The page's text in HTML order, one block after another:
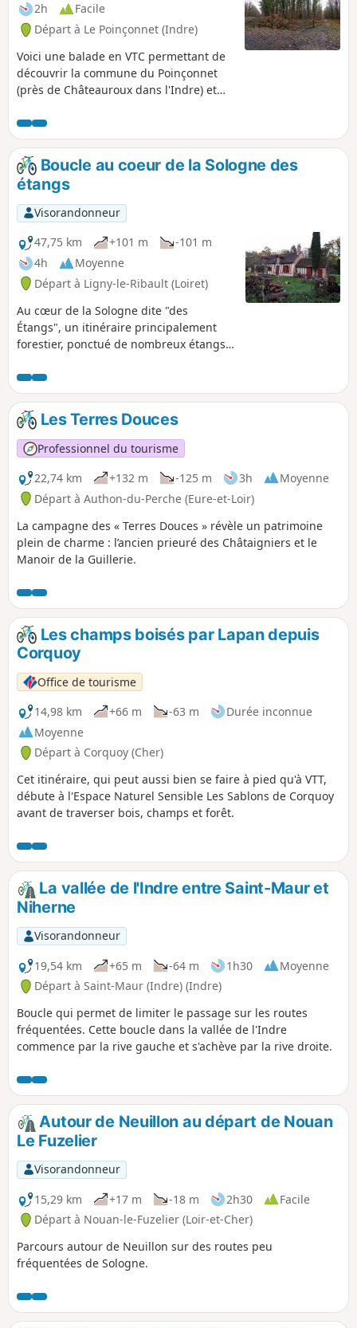
2h
Facile
Départ à Le Poinçonnet (Indre)
Voici une balade en VTC permettant de
découvrir la commune du Poinçonnet
(près de Châteauroux dans l'Indre) et
alentours.
Boucle au coeur de la Sologne des
étangs
Visorandonneur
47,75 km
+101 m
-101 m
4h
Moyenne
Départ à Ligny-le-Ribault (Loiret)
Au cœur de la Sologne dite "des
Étangs", un itinéraire principalement
forestier, ponctué de nombreux étangs
habitations et des fermes
traditionnelles, ainsi que des châteaux.
La randonnée peut se faire en VTT, ou à
pied en deux jours avec une étape à
Villeny. Dans tous les cas, les efforts
sont généreusement récompensés.
Les Terres Douces
Professionnel du tourisme
22,74 km
+132 m -125 m 3h
Moyenne
Départ à Authon-du-Perche (Eure-et-Loir)
La campagne des « Terres Douces » révèle un patrimoine
plein de charme : l’ancien prieuré des Châtaigniers et le
Manoir de la Guillerie.
Les champs boisés par Lapan depuis
Corquoy
Office de tourisme
14,98 km
+66 m -63 m
Durée inconnue
Moyenne
Départ à Corquoy (Cher)
Cet itinéraire, qui peut aussi bien se faire à pied qu'à VTT,
débute à l'Espace Naturel Sensible Les Sablons de Corquoy
avant de traverser bois, champs et forêt.
La vallée de l'Indre entre Saint-Maur et
Niherne
Visorandonneur
19,54 km
+65 m -64 m 1h30
Moyenne
Départ à Saint-Maur (Indre) (Indre)
Boucle qui permet de limiter le passage sur les routes
fréquentées. Cette boucle dans la vallée de l'Indre
commence par la rive gauche et s'achève par la rive droite.
Autour de Neuillon au départ de Nouan
Le Fuzelier
Visorandonneur
15,29 km
+17 m -18 m 2h30
Facile
Départ à Nouan-le-Fuzelier (Loir-et-Cher)
Parcours autour de Neuillon sur des routes peu
fréquentées de Sologne.